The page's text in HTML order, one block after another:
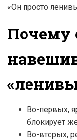
«Он просто
Почему
Во-первых,
блокирует
Во-вторых,